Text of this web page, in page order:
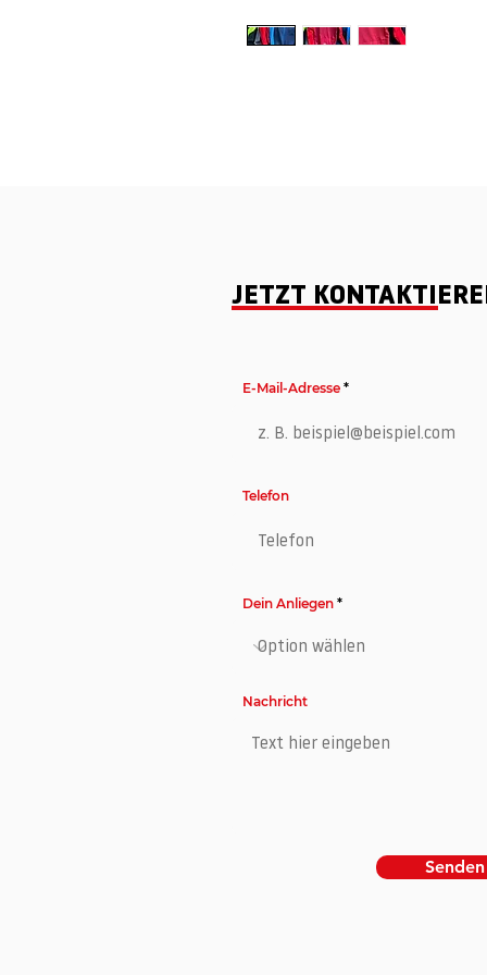
JETZT
E-Mail-Adresse
Telefon
Dein Anliegen
Nachricht
Senden